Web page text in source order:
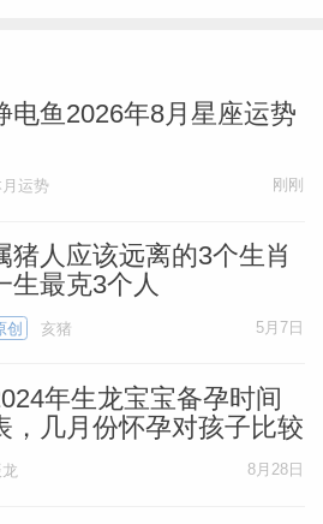
的方向发展。
财运丰厚本年财富指数
空间大，机缘务，并能得
要面对机遇努力争取，
当责任，不做半途而废之
会有不错的收获，属于财
避免产生误会
电鱼2026年8月星座运势
运势 刚刚
猪人应该远离的3个生肖
生最克3个人
创 亥猪 5月7日
年生龙宝宝备孕时间
，几月份怀孕对孩子比较
龙 8月28日